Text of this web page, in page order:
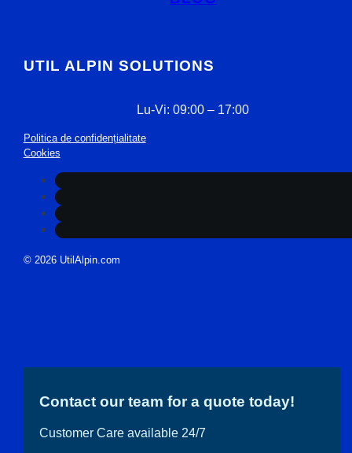
UTIL ALPIN SOLUTIONS
Lu-Vi: 09:00 – 17:00
Politica de confidențialitate
Cookies
© 2026 UtilAlpin.com
Contact our team for a quote today!
Customer Care available 24/7